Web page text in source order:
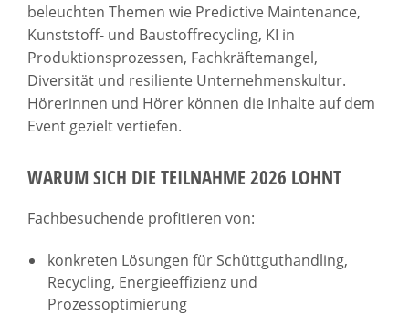
beleuchten Themen wie Predictive Maintenance,
Kunststoff- und Baustoffrecycling, KI in
Produktionsprozessen, Fachkräftemangel,
Diversität und resiliente Unternehmenskultur.
Hörerinnen und Hörer können die Inhalte auf dem
Event gezielt vertiefen.
WARUM SICH DIE TEILNAHME 2026 LOHNT
Fachbesuchende profitieren von:
konkreten Lösungen für Schüttguthandling,
Recycling, Energieeffizienz und
Prozessoptimierung